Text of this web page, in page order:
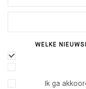
WELKE
Ik ga